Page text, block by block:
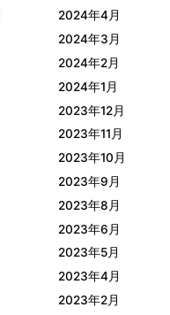
2024年4月
2024年3月
2024年2月
2024年1月
2023年12月
2023年11月
2023年10月
2023年9月
2023年8月
2023年6月
2023年5月
2023年4月
2023年2月